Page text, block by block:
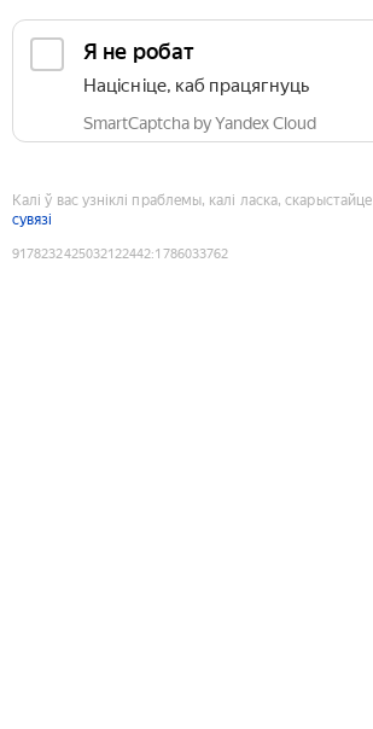
Я не робат
Націсніце, каб працягнуць
SmartCaptcha by Yandex Cloud
Калі ў вас узніклі праблемы, калі ласка, скарыстайце
сувязі
9178232425032122442:1786033762